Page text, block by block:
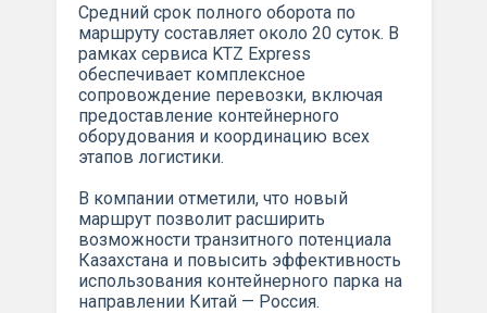
Средний срок полного оборота по
маршруту составляет около 20 суток. В
рамках сервиса KTZ Express
обеспечивает комплексное
сопровождение перевозки, включая
предоставление контейнерного
оборудования и координацию всех
этапов логистики.
В компании отметили, что новый
маршрут позволит расширить
возможности транзитного потенциала
Казахстана и повысить эффективность
использования контейнерного парка на
направлении Китай — Россия.